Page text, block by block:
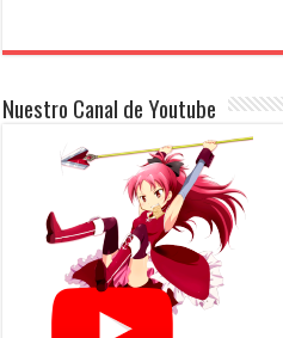
Nuestro Canal de Youtube